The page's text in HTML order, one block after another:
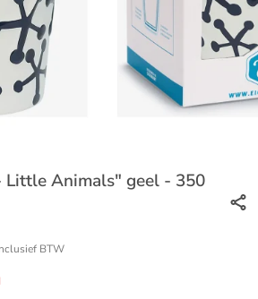
Little Animals" geel - 350
BTW